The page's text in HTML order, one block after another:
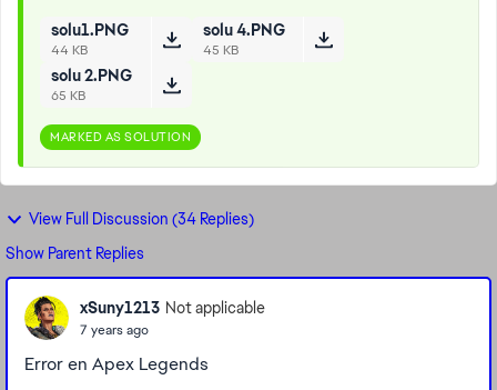
solu1.PNG
44 KB
solu 4.PNG
45 KB
solu 2.PNG
65 KB
MARKED AS SOLUTION
View Full Discussion (34 Replies)
Show Parent Replies
xSuny1213 Not applicable
7 years ago
Error en Apex Legends